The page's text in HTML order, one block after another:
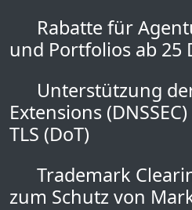
Rabatte für
und Portfolios ab 25
Unterstützung
Extensions
TLS (DoT)
Trademark
zum Schutz von